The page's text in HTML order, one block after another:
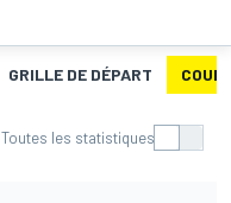
GRILLE DE DÉPART
Toutes les statistiques